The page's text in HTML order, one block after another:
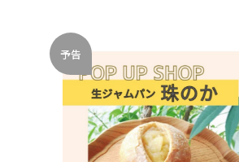
予告